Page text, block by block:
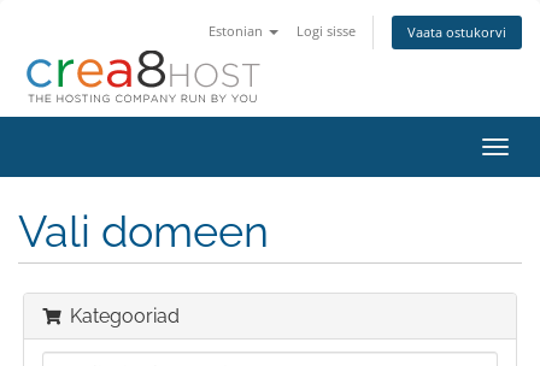
Estonian Logi sisse Vaata ostukorvi
Vali domeen
Kategooriad